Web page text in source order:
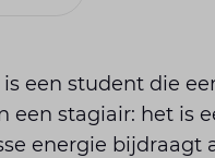
is een student die
een stagiair: het
energie bijdraagt